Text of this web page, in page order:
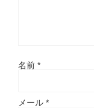
名前 *
メール *